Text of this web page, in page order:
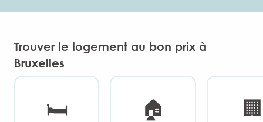
Trouver le logement au bon prix à
Bruxelles
🛏️ 🏠 🏢